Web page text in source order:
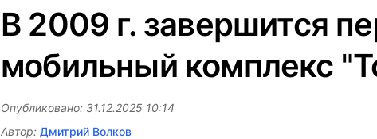
В 2009 г. завершится
мобильный комплекс
Опубликовано: 31.12.2025 10:14
Автор: Дмитрий Волков